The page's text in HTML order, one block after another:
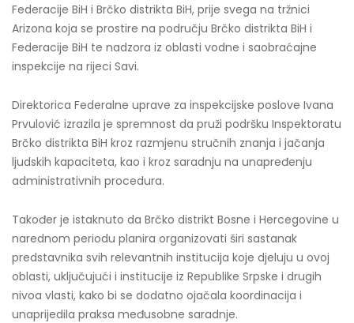
Federacije BiH i Brčko distrikta BiH, prije svega na tržnici
Arizona koja se prostire na području Brčko distrikta BiH i
Federacije BiH te nadzora iz oblasti vodne i saobraćajne
inspekcije na rijeci Savi.
Direktorica Federalne uprave za inspekcijske poslove Ivana
Prvulović izrazila je spremnost da pruži podršku Inspektoratu
Brčko distrikta BiH kroz razmjenu stručnih znanja i jačanja
ljudskih kapaciteta, kao i kroz saradnju na unapređenju
administrativnih procedura.
Također je istaknuto da Brčko distrikt Bosne i Hercegovine u
narednom periodu planira organizovati širi sastanak
predstavnika svih relevantnih institucija koje djeluju u ovoj
oblasti, uključujući i institucije iz Republike Srpske i drugih
nivoa vlasti, kako bi se dodatno ojačala koordinacija i
unaprijedila praksa međusobne saradnje.